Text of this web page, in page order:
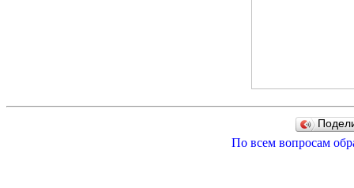
По всем вопросам